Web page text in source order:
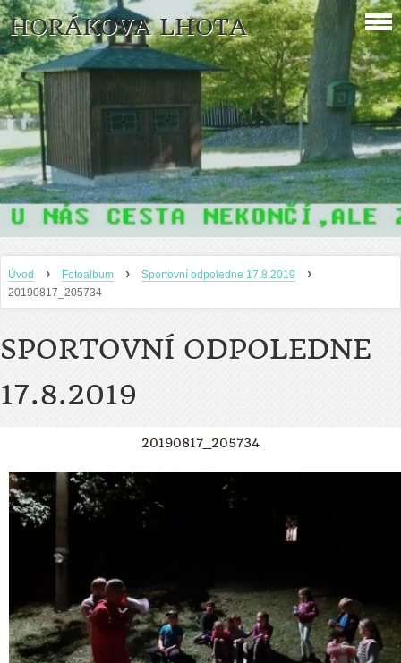
HORÁKOVA LHOTA
Úvod › Fotoalbum › Sportovní odpoledne 17.8.2019 ›
20190817_205734
SPORTOVNÍ ODPOLEDNE
17.8.2019
20190817_205734